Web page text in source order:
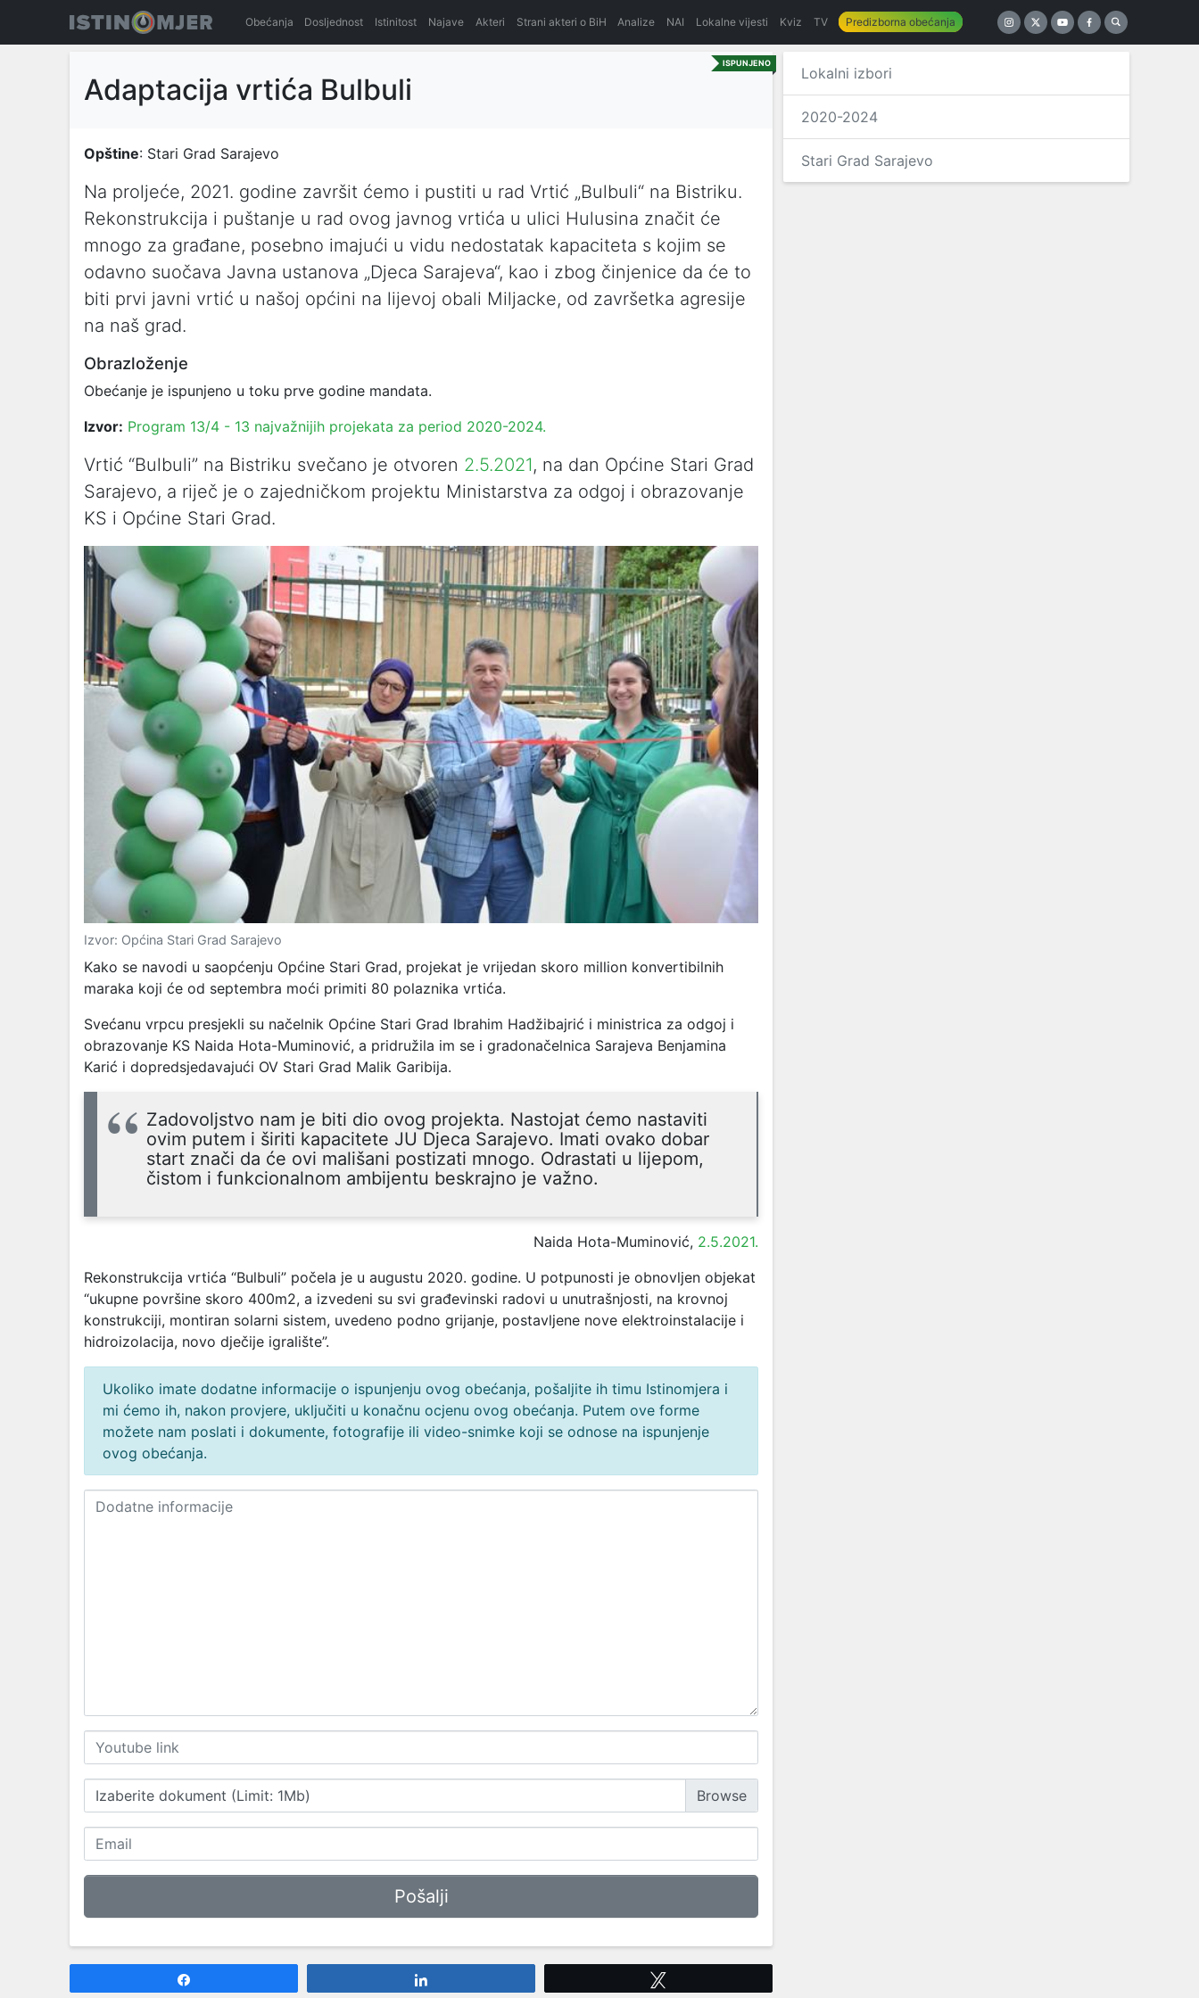
Obećanja Dosljednost Istinitost Najave Akteri Strani akteri o BiH Analize NAI Lokalne vijesti Kviz TV Predizborna obećanja
ISPUNJENO
Adaptacija vrtića Bulbuli
Opštine: Stari Grad Sarajevo
Na proljeće, 2021. godine završit ćemo i pustiti u rad Vrtić „Bulbuli“ na Bistriku.
Rekonstrukcija i puštanje u rad ovog javnog vrtića u ulici Hulusina značit će
mnogo za građane, posebno imajući u vidu nedostatak kapaciteta s kojim se
odavno suočava Javna ustanova „Djeca Sarajeva“, kao i zbog činjenice da će to
biti prvi javni vrtić u našoj općini na lijevoj obali Miljacke, od završetka agresije
na naš grad.
Obrazloženje
Obećanje je ispunjeno u toku prve godine mandata.
Izvor: Program 13/4 - 13 najvažnijih projekata za period 2020-2024.
Vrtić “Bulbuli” na Bistriku svečano je otvoren 2.5.2021, na dan Općine Stari Grad
Sarajevo, a riječ je o zajedničkom projektu Ministarstva za odgoj i obrazovanje
KS i Općine Stari Grad.
Izvor: Općina Stari Grad Sarajevo
Kako se navodi u saopćenju Općine Stari Grad, projekat je vrijedan skoro million konvertibilnih
maraka koji će od septembra moći primiti 80 polaznika vrtića.
Svećanu vrpcu presjekli su načelnik Općine Stari Grad Ibrahim Hadžibajrić i ministrica za odgoj i
obrazovanje KS Naida Hota-Muminović, a pridružila im se i gradonačelnica Sarajeva Benjamina
Karić i dopredsjedavajući OV Stari Grad Malik Garibija.
Zadovoljstvo nam je biti dio ovog projekta. Nastojat ćemo nastaviti
ovim putem i širiti kapacitete JU Djeca Sarajevo. Imati ovako dobar
start znači da će ovi mališani postizati mnogo. Odrastati u lijepom,
čistom i funkcionalnom ambijentu beskrajno je važno.
Naida Hota-Muminović, 2.5.2021.
Rekonstrukcija vrtića “Bulbuli” počela je u augustu 2020. godine. U potpunosti je obnovljen objekat
“ukupne površine skoro 400m2, a izvedeni su svi građevinski radovi u unutrašnjosti, na krovnoj
konstrukciji, montiran solarni sistem, uvedeno podno grijanje, postavljene nove elektroinstalacije i
hidroizolacija, novo dječije igralište”.
Ukoliko imate dodatne informacije o ispunjenju ovog obećanja, pošaljite ih timu Istinomjera i
mi ćemo ih, nakon provjere, uključiti u konačnu ocjenu ovog obećanja. Putem ove forme
možete nam poslati i dokumente, fotografije ili video-snimke koji se odnose na ispunjenje
ovog obećanja.
Izaberite dokument (Limit: 1Mb)
Lokalni izbori
2020-2024
Stari Grad Sarajevo